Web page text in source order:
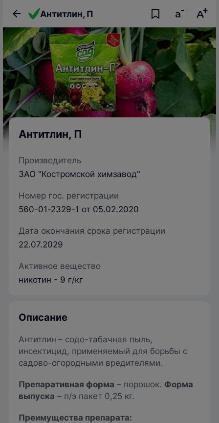
Антитлин, П
Антитлин, П
Производитель
ЗАО "Костромской химзавод"
Номер гос. регистрации
560-01-2329-1 от 05.02.2020
Дата окончания срока регистрации
22.07.2029
Активное вещество
никотин - 9 г/кг
Описание
Антитлин – содо-табачная пыль,
инсектицид, применяемый для борьбы с
садово-огородными вредителями.
Препаративная форма – порошок. Форма
выпуска – п/э пакет 0,25 кг.
Преимущества препарата: